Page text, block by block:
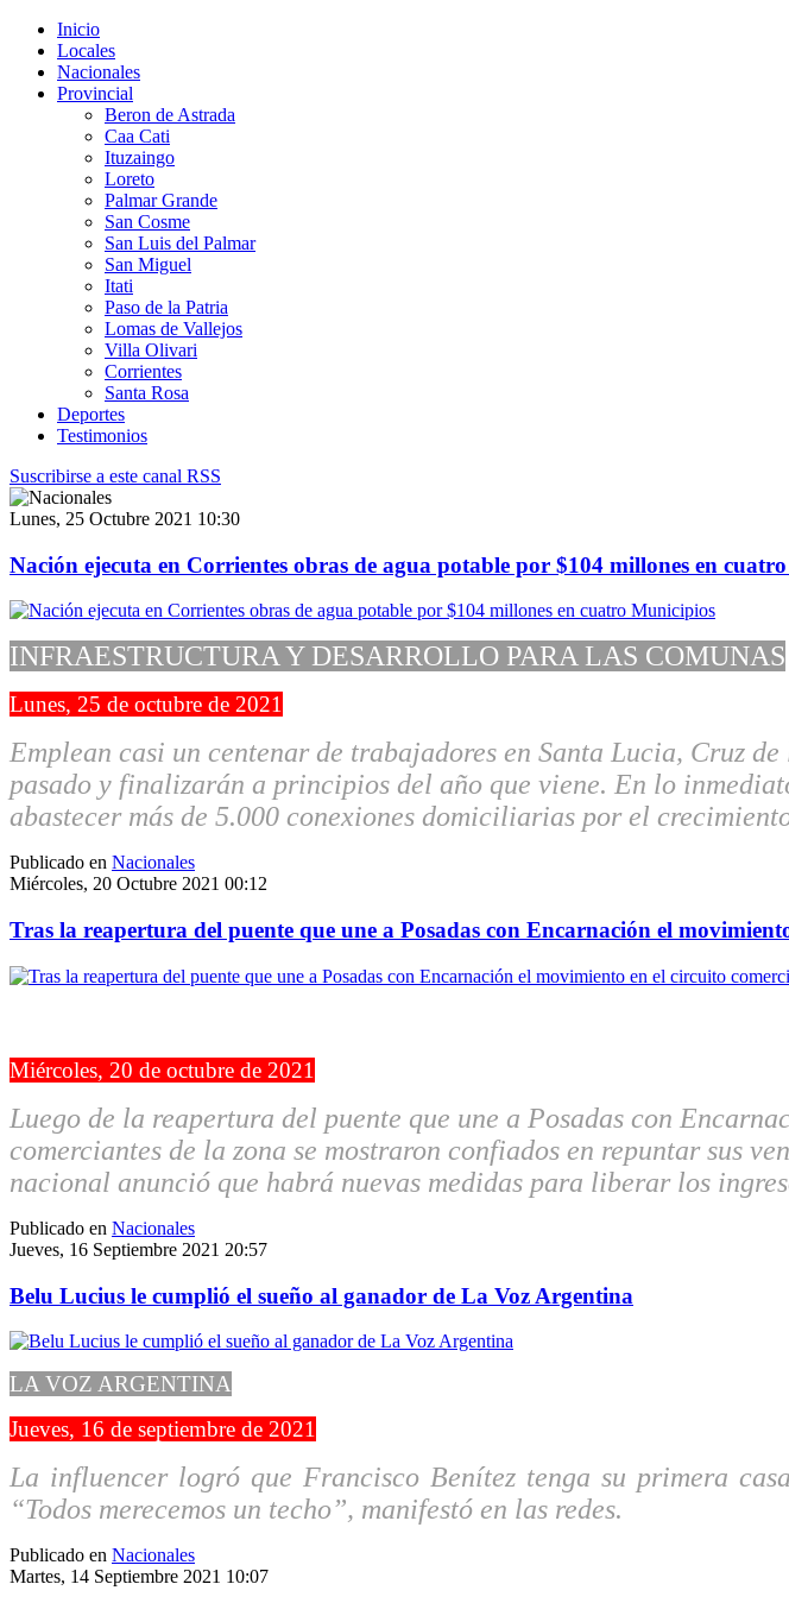
Inicio
Locales
Nacionales
Provincial
Beron de Astrada
Caa Cati
Ituzaingo
Loreto
Palmar Grande
San Cosme
San Luis del Palmar
San Miguel
Itati
Paso de la Patria
Lomas de Vallejos
Villa Olivari
Corrientes
Santa Rosa
Deportes
Testimonios
Suscribirse a este canal RSS
Lunes, 25 Octubre 2021 10:30
Nación ejecuta en Corrientes obras de agua potable por $104 millones en
INFRAESTRUCTURA Y DESARROLLO PARA LAS COMUNAS
Lunes, 25 de octubre de 2021
Emplean casi un centenar de trabajadores en Santa Lucia, Cruz
pasado y finalizarán a principios del año que viene. En lo
abastecer más de 5.000 conexiones domiciliarias por el
Publicado en Nacionales
Miércoles, 20 Octubre 2021 00:12
Tras la reapertura del puente que une a Posadas con Encarnación el
Miércoles, 20 de octubre de 2021
Luego de la reapertura del puente que une a Posadas con
comerciantes de la zona se mostraron confiados en repuntar sus
nacional anunció que habrá nuevas medidas para liberar los
Publicado en Nacionales
Jueves, 16 Septiembre 2021 20:57
Belu Lucius le cumplió el sueño al ganador de La Voz Argentina
LA VOZ ARGENTINA
Jueves, 16 de septiembre de 2021
La influencer logró que Francisco Benítez tenga su primera
“Todos merecemos un techo”, manifestó en las redes.
Publicado en Nacionales
Martes, 14 Septiembre 2021 10:07